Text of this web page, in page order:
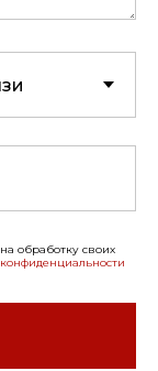
обработку своих